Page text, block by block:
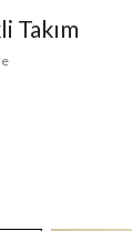
Takım